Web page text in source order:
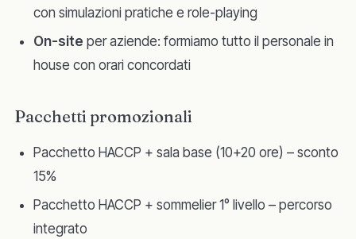
con simulazioni pratiche e role-playing
On-site per aziende: formiamo tutto il personale in
house con orari concordati
Pacchetti promozionali
Pacchetto HACCP + sala base (10+20 ore) – sconto
15%
Pacchetto HACCP + sommelier 1° livello – percorso
integrato